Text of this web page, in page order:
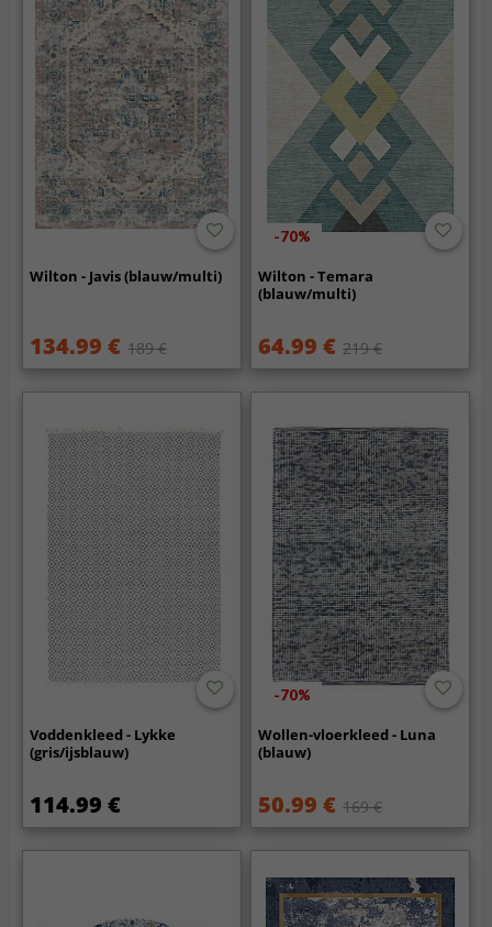
Wilton - Javis (blauw/multi)
134.99 € 189 €
-70%
Wilton - Temara
(blauw/multi)
64.99 € 219 €
Voddenkleed - Lykke
(gris/ijsblauw)
114.99 €
-70%
Wollen-vloerkleed - Luna
(blauw)
50.99 € 169 €